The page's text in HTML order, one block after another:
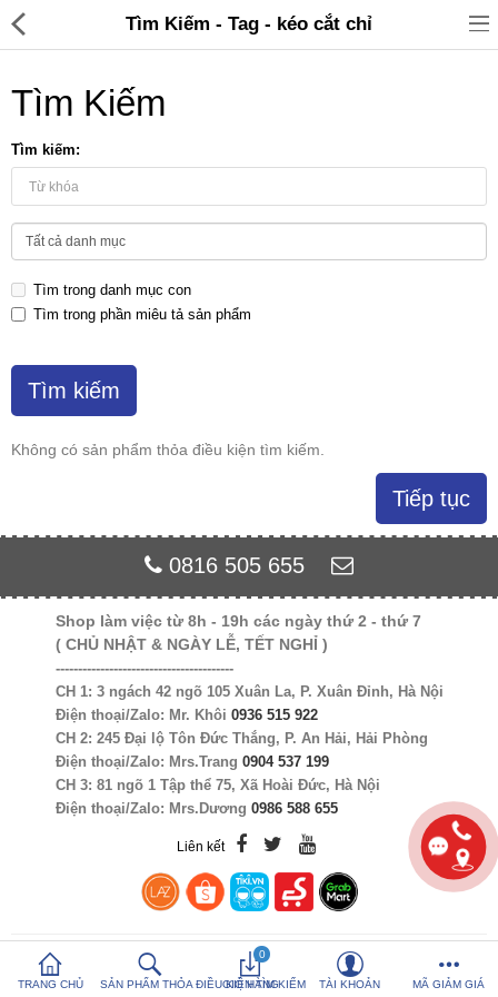
Điện gia dụng
Đồ tiện ích
Sản phẩm khác
Hotline: 0816 505 655
Tải App SanHangRe nhận Quà
TRANG CHỦ SẢN PHẨM THỎA ĐIỀU KIỆN TÌM KIẾM
0
GIỎ HÀNG TÀI KHOẢN MÃ GIẢM GIÁ
Tìm Kiếm - Tag - kéo cắt chỉ
Tìm Kiếm
Tìm kiếm:
Tìm trong danh mục con
Tìm trong phần miêu tả sản phẩm
Không có sản phẩm thỏa điều kiện tìm kiếm.
Tiếp tục
0816 505 655
Shop làm việc từ 8h - 19h các ngày thứ 2 - thứ 7
( CHỦ NHẬT & NGÀY LỄ, TẾT NGHỈ )
----------------------------------------
CH 1: 3 ngách 42 ngõ 105 Xuân La, P. Xuân Đỉnh, Hà Nội
Điện thoại/Zalo: Mr. Khôi 0936 515 922
CH 2: 245 Đại lộ Tôn Đức Thắng, P. An Hải, Hải Phòng
Điện thoại/Zalo: Mrs.Trang 0904 537 199
CH 3: 81 ngõ 1 Tập thể 75, Xã Hoài Đức, Hà Nội
Điện thoại/Zalo: Mrs.Dương 0986 588 655
Liên kết